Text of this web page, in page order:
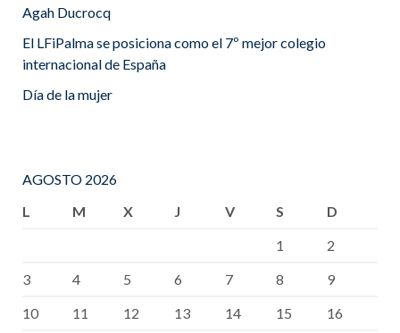
Agah Ducrocq
El LFiPalma se posiciona como el 7º mejor colegio
internacional de España
Día de la mujer
AGOSTO 2026
L
M X J V S
D
1
2
3
4 5 6 7 8
9
10
11 12 13 14 15
16